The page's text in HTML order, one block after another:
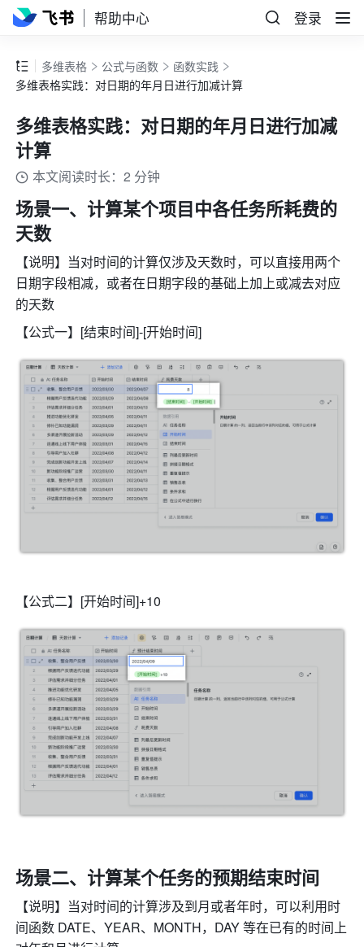
帮助中心 登录
多维表格 公式与函数
函数实践
多维表格实践：对日期的年月日进行加减计算
多维表格实践：对日期的年月日进行加减
计算
本文阅读时长：2 分钟
场景一、计算某个项目中各任务所耗费的
天数
【说明】当对时间的计算仅涉及天数时，可以直接用两个
日期字段相减，或者在日期字段的基础上加上或减去对应
的天数
【公式一】[结束时间]-[开始时间]
【公式二】[开始时间]+10
场景二、 计算某个任务的预期结束时间
【说明】当对时间的计算涉及到月或者年时，可以利用时
间函数 DATE、YEAR、MONTH，DAY 等在已有的时间上